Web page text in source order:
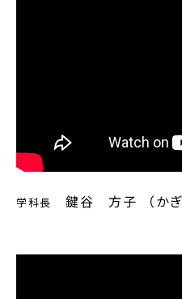
学科長 鍵谷 方子 （か